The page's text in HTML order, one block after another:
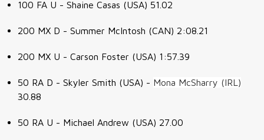
100 FA U - Shaine Casas (USA) 51.02
200 MX D - Summer McIntosh (CAN) 2:08.21
200 MX U - Carson Foster (USA) 1:57.39
50 RA D - Skyler Smith (USA) - Mona McSharry (IRL)
30.88
50 RA U - Michael Andrew (USA) 27.00